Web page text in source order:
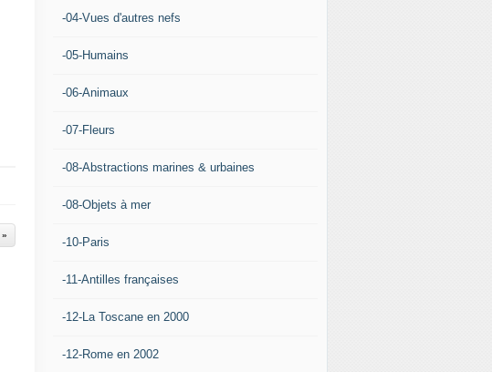
-04-Vues d'autres nefs
-05-Humains
-06-Animaux
-07-Fleurs
-08-Abstractions marines & urbaines
-08-Objets à mer
-10-Paris
-11-Antilles françaises
-12-La Toscane en 2000
-12-Rome en 2002